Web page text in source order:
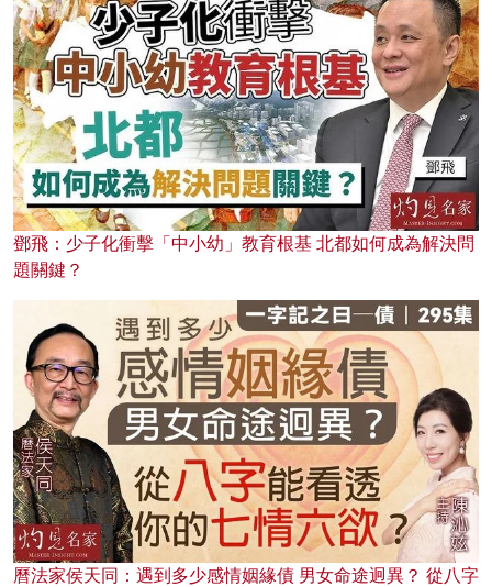
鄧飛：少子化衝擊「中小幼」教育根基 北都如何成為解決問
題關鍵？
曆法家侯天同：遇到多少感情姻緣債 男女命途迥異？ 從八字